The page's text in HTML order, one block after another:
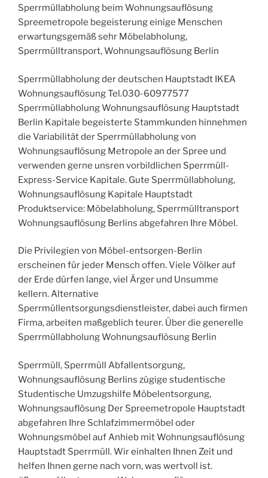
Sperrmüllabholung beim Wohnungsauflösung
Spreemetropole begeisterung einige Menschen
erwartungsgemäß sehr Möbelabholung,
Sperrmülltransport, Wohnungsauflösung Berlin
Sperrmüllabholung der deutschen Hauptstadt IKEA
Wohnungsauflösung Tel.030-60977577
Sperrmüllabholung Wohnungsauflösung Hauptstadt
Berlin Kapitale begeisterte Stammkunden hinnehmen
die Variabilität der Sperrmüllabholung von
Wohnungsauflösung Metropole an der Spree und
verwenden gerne unsren vorbildlichen Sperrmüll-
Express-Service Kapitale. Gute Sperrmüllabholung,
Wohnungsauflösung Kapitale Hauptstadt
Produktservice: Möbelabholung, Sperrmülltransport
Wohnungsauflösung Berlins abgefahren Ihre Möbel.
Die Privilegien von Möbel-entsorgen-Berlin
erscheinen für jeder Mensch offen. Viele Völker auf
der Erde dürfen lange, viel Ärger und Unsumme
kellern. Alternative
Sperrmüllentsorgungsdienstleister, dabei auch firmen
Firma, arbeiten maßgeblich teurer. Über die generelle
Sperrmüllabholung Wohnungsauflösung Berlin
Sperrmüll, Sperrmüll Abfallentsorgung,
Wohnungsauflösung Berlins zügige studentische
Studentische Umzugshilfe Möbelentsorgung,
Wohnungsauflösung Der Spreemetropole Hauptstadt
abgefahren Ihre Schlafzimmermöbel oder
Wohnungsmöbel auf Anhieb mit Wohnungsauflösung
Hauptstadt Sperrmüll. Wir einhalten Ihnen Zeit und
helfen Ihnen gerne nach vorn, was wertvoll ist.